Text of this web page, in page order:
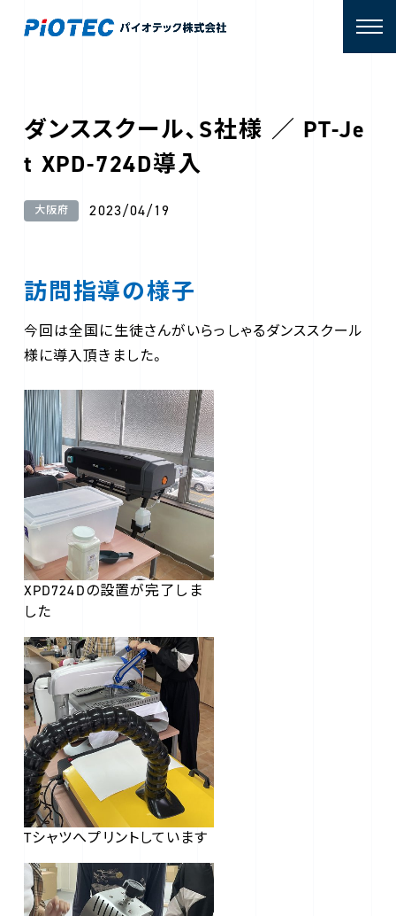
ダンススクール、S社様 ／ PT-Je
t XPD-724D導入
大阪府 2023/04/19
訪問指導の様子
今回は全国に生徒さんがいらっしゃるダンススクール
様に導入頂きました。
XPD724Dの設置が完了しま
した
Tシャツへプリントしています